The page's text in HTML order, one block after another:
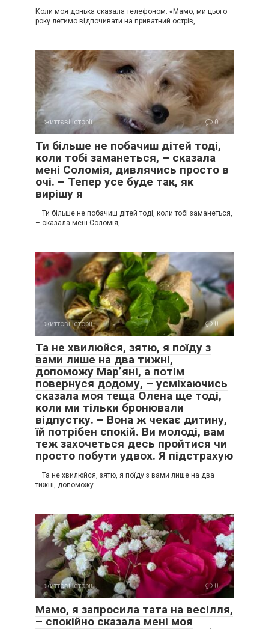
Коли моя донька сказала телефоном: «Мамо, ми цього
року летимо відпочивати на приватний острів,
життєві історії 0
Ти більше не побачиш дітей тоді,
коли тобі заманеться, – сказала
мені Соломія, дивлячись просто в
очі. – Тепер усе буде так, як
вирішу я
– Ти більше не побачиш дітей тоді, коли тобі заманеться,
– сказала мені Соломія,
життєві історії 0
Та не хвилюйся, зятю, я поїду з
вами лише на два тижні,
допоможу Мар’яні, а потім
повернуся додому, – усміхаючись
сказала моя теща Олена ще тоді,
коли ми тільки бронювали
відпустку. – Вона ж чекає дитину,
їй потрібен спокій. Ви молоді, вам
теж захочеться десь пройтися чи
просто побути удвох. Я підстрахую
– Та не хвилюйся, зятю, я поїду з вами лише на два
тижні, допоможу
життєві історії 0
Мамо, я запросила тата на весілля,
– спокійно сказала мені моя